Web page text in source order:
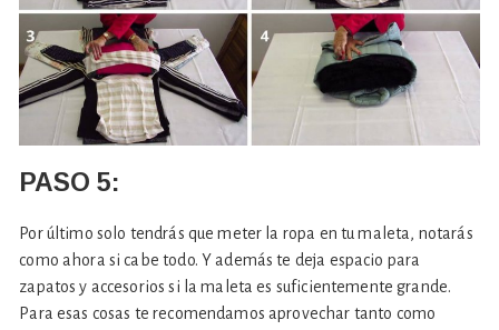
PASO 5:
Por último solo tendrás que meter la ropa en tu maleta, notarás
como ahora si cabe todo. Y además te deja espacio para
zapatos y accesorios si la maleta es suficientemente grande.
Para esas cosas te recomendamos aprovechar tanto como